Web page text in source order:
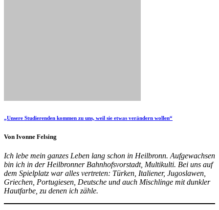
„Unsere Studierenden kommen zu uns, weil sie etwas verändern wollen“
Von Ivonne Felsing
Ich lebe mein ganzes Leben lang schon in Heilbronn. Aufgewachsen
bin ich in der Heilbronner Bahnhofsvorstadt, Multikulti. Bei uns auf
dem Spielplatz war alles vertreten: Türken, Italiener, Jugoslawen,
Griechen, Portugiesen, Deutsche und auch Mischlinge mit dunkler
Hautfarbe, zu denen ich zähle.